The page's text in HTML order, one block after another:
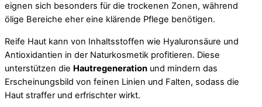
eignen sich besonders für die trockenen Zonen, während
ölige Bereiche eher eine klärende Pflege benötigen.
Reife Haut kann von Inhaltsstoffen wie Hyaluronsäure und
Antioxidantien in der Naturkosmetik profitieren. Diese
unterstützen die Hautregeneration und mindern das
Erscheinungsbild von feinen Linien und Falten, sodass die
Haut straffer und erfrischter wirkt.